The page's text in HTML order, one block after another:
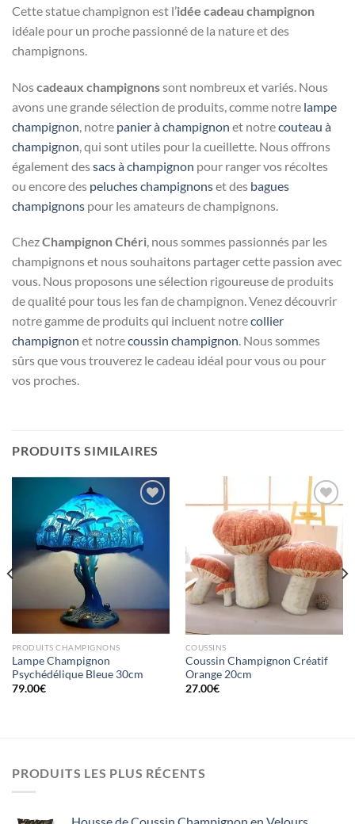
Cette statue champignon est l’idée cadeau champignon
idéale pour un proche passionné de la nature et des
champignons.
Noscadeaux champignonssont nombreux et variés. Nous
avons une grande sélection de produits, comme notre lampe
champignon , notre panier à champignon et notrecouteau à
champignon , qui sont utiles pour la cueillette. Nous offrons
également dessacs à champignon pour ranger vos récoltes
ou encore des peluches champignonset des bagues
champignons pour les amateurs de champignons.
ChezChampignon Chéri, nous sommes passionnés par les
champignons et nous souhaitons partager cette passion avec
vous. Nous proposons une sélection rigoureuse de produits
de qualité pour tous les fan de champignon. Venez découvrir
notre gamme de produits qui incluent notrecollier
champignon et notrecoussin champignon. Nous sommes
sûrs que vous trouverez le cadeau idéal pour vous ou pour
vos proches.
PRODUITS SIMILAIRES
Ajouter
à la liste
d’envies
PRODUITS CHAMPIGNONS
Lampe Champignon
Psychédélique Bleue 30cm
79.00€
Ajouter
à la liste
d’envies
COUSSINS
Coussin Champignon Créatif
Orange 20cm
27.00€
PRODUITS LES PLUS RÉCENTS